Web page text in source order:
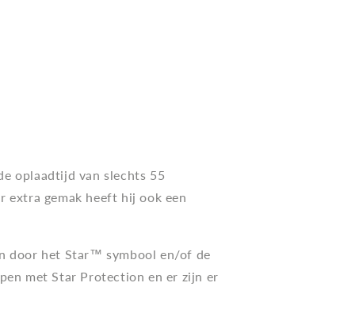
oplaadtijd van slechts 55
extra gemak heeft hij ook een
door het Star™ symbool en/of de
met Star Protection en er zijn er